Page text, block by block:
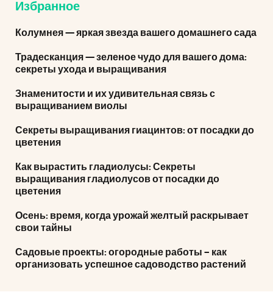
Избранное
Колумнея — яркая звезда вашего домашнего сада
Традесканция — зеленое чудо для вашего дома:
секреты ухода и выращивания
Знаменитости и их удивительная связь с
выращиванием виолы
Секреты выращивания гиацинтов: от посадки до
цветения
Как вырастить гладиолусы: Секреты
выращивания гладиолусов от посадки до
цветения
Осень: время, когда урожай желтый раскрывает
свои тайны
Садовые проекты: огородные работы – как
организовать успешное садоводство растений